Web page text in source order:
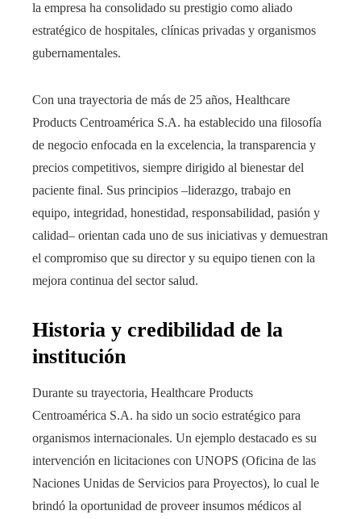
la empresa ha consolidado su prestigio como aliado
estratégico de hospitales, clínicas privadas y organismos
gubernamentales.
Con una trayectoria de más de 25 años, Healthcare
Products Centroamérica S.A. ha establecido una filosofía
de negocio enfocada en la excelencia, la transparencia y
precios competitivos, siempre dirigido al bienestar del
paciente final. Sus principios –liderazgo, trabajo en
equipo, integridad, honestidad, responsabilidad, pasión y
calidad– orientan cada uno de sus iniciativas y demuestran
el compromiso que su director y su equipo tienen con la
mejora continua del sector salud.
Historia y credibilidad de la
institución
Durante su trayectoria, Healthcare Products
Centroamérica S.A. ha sido un socio estratégico para
organismos internacionales. Un ejemplo destacado es su
intervención en licitaciones con UNOPS (Oficina de las
Naciones Unidas de Servicios para Proyectos), lo cual le
brindó la oportunidad de proveer insumos médicos al